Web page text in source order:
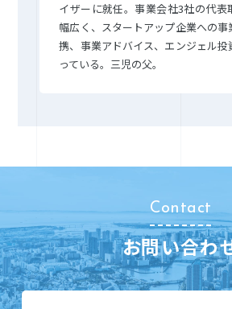
イザーに就任。事業会社3社の代表
幅広く、スタートアップ企業への
携、事業アドバイス、エンジェル
っている。三児の父。
Contact
お問い合わ